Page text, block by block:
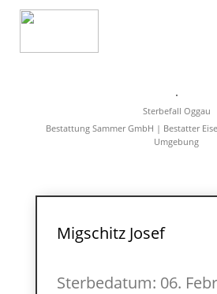
Rat&Hilfe
Sterbefälle
Sterbefall Oggau
Bestattung Sammer GmbH | Bestatter
Umgebung
Migschitz Josef
Sterbedatum: 06.